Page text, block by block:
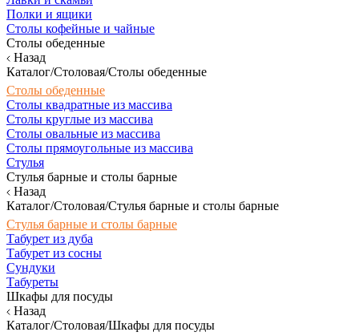
Полки и ящики
Столы кофейные и чайные
Столы обеденные
Назад
Каталог/Столовая/Столы обеденные
Столы обеденные
Столы квадратные из массива
Столы круглые из массива
Столы овальные из массива
Столы прямоугольные из массива
Стулья
Стулья барные и столы барные
Назад
Каталог/Столовая/Стулья барные и столы барные
Стулья барные и столы барные
Табурет из дуба
Табурет из сосны
Сундуки
Табуреты
Шкафы для посуды
Назад
Каталог/Столовая/Шкафы для посуды